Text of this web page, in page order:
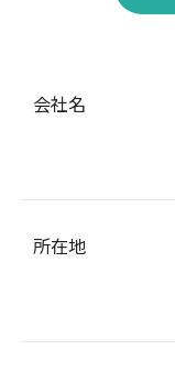
会社名
所在地